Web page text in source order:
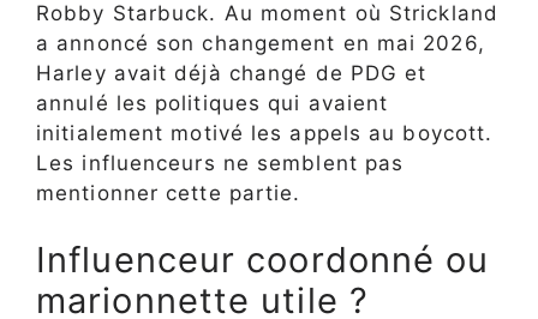
Robby Starbuck. Au moment où Strickland
a annoncé son changement en mai 2026,
Harley avait déjà changé de PDG et
annulé les politiques qui avaient
initialement motivé les appels au boycott.
Les influenceurs ne semblent pas
mentionner cette partie.
Influenceur coordonné ou
marionnette utile ?